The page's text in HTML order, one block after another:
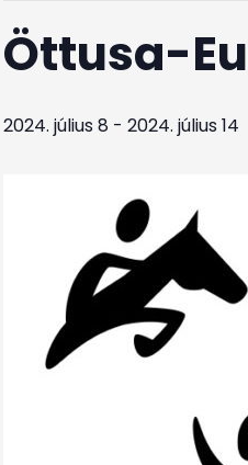
Öttusa-
2024. július 8 - 2024. július 14